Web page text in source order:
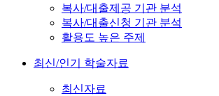
복사/대출제공 기관 분석
복사/대출신청 기관 분석
활용도 높은 주제
최신/인기 학술자료
최신자료